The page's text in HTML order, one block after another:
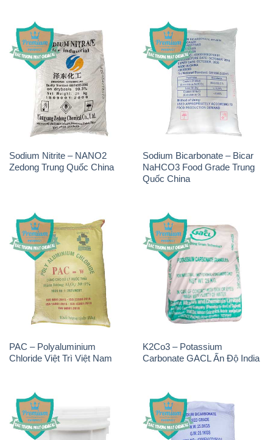
Sodium Nitrite – NANO2
Zedong Trung Quốc China
Sodium Bicarbonate – Bicar
NaHCO3 Food Grade Trung
Quốc China
PAC – Polyaluminium
Chloride Việt Trì Việt Nam
K2Co3 – Potassium
Carbonate GACL Ấn Độ India